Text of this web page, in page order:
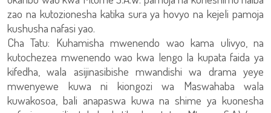
zao na kutozionesha katika sura ya hovyo na kejeli pamoja
kushusha nafasi yao.
Cha Tatu: Kuhamisha mwenendo wao kama ulivyo, na
kutochezea mwenendo wao kwa lengo la kupata faida ya
kifedha, wala asijinasibishe mwandishi wa drama yeye
mwenyewe kuwa ni kiongozi wa Maswahaba wala
kuwakosoa, bali anapaswa kuwa na shime ya kuonesha